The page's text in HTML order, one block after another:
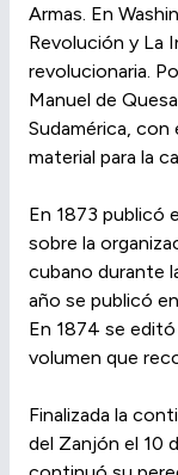
Armas. En
Revolución y La
revolucionaria.
Manuel de
Sudamérica,
material para la
En 1873 publicó
sobre la
cubano durante
año se publicó
En 1874 se
volumen que
Finalizada la
del Zanjón el 10